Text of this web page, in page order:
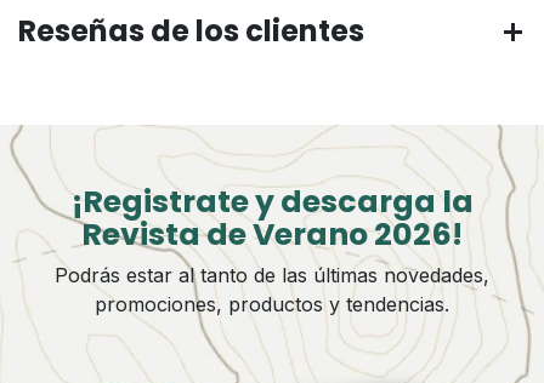
Reseñas de los clientes
¡Registrate y descarga la
Revista de Verano 2026!
Podrás estar al tanto de las últimas novedades,
promociones, productos y tendencias.